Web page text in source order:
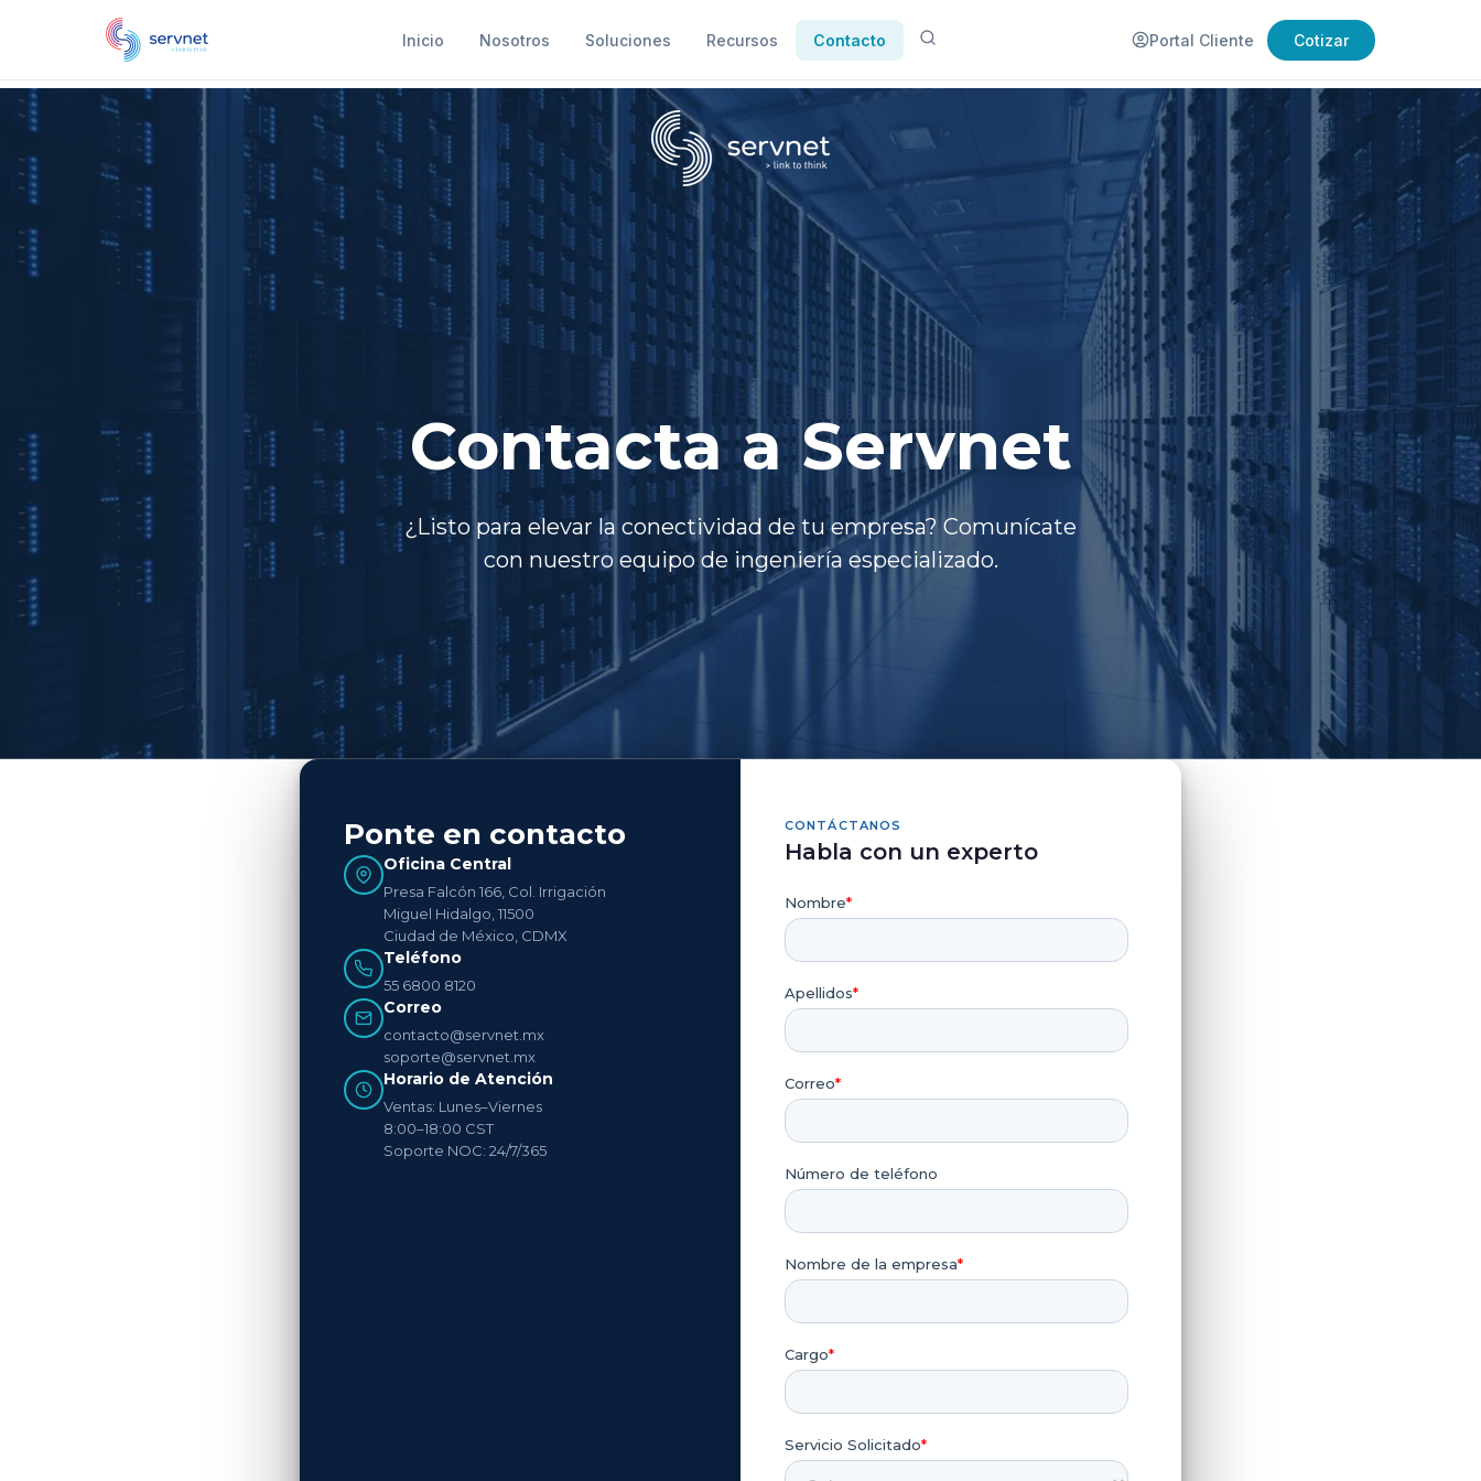
Contacta a Servnet
¿Listo para elevar la conectividad de tu empresa? Comunícate
con nuestro equipo de ingeniería especializado.
Ponte en contacto
Oficina Central
Presa Falcón 166, Col. Irrigación
Miguel Hidalgo, 11500
Ciudad de México, CDMX
Teléfono
55 6800 8120
Correo
contacto@servnet.mx
soporte@servnet.mx
Horario de Atención
Ventas: Lunes–Viernes
8:00–18:00 CST
Soporte NOC: 24/7/365
CONTÁCTANOS
Habla con un experto
Inicio Nosotros Soluciones Recursos Contacto Portal Cliente Cotizar